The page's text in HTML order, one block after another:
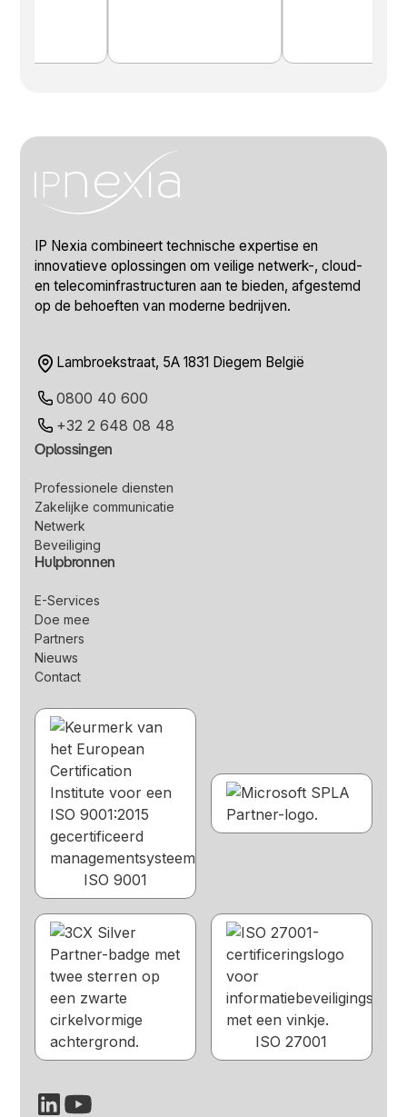
IP Nexia combineert technische expertise en
innovatieve oplossingen om veilige netwerk-, cloud-
en telecominfrastructuren aan te bieden, afgestemd
op de behoeften van moderne bedrijven.
Lambroekstraat, 5A 1831 Diegem België
0800 40 600
+32 2 648 08 48
Oplossingen
Professionele diensten
Zakelijke communicatie
Netwerk
Beveiliging
Hulpbronnen
E-Services
Doe mee
Partners
Nieuws
Contact
ISO 9001
ISO 27001